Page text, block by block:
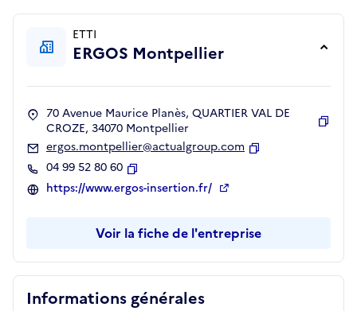
Informations générales
ETTI
ERGOS Montpellier
70 Avenue Maurice Planès, QUARTIER VAL DE
CROZE, 34070 Montpellier
ergos.montpellier@actualgroup.com
04 99 52 80 60
Copier
https://www.ergos-insertion.fr/
Voir la fiche de l'entreprise